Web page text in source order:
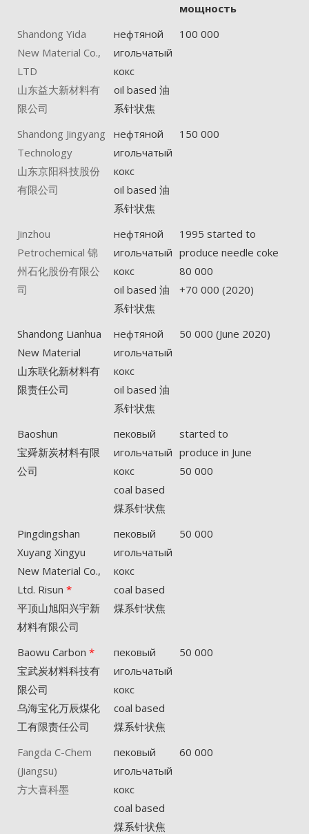
мощность
Shandong Yida
New Material Co.,
LTD
山东益大新材料有
限公司
нефтяной
игольчатый
кокс
oil based 油
系针状焦
100 000
Shandong Jingyang
Technology
山东京阳科技股份
有限公司
нефтяной
игольчатый
кокс
oil based 油
系针状焦
150 000
Jinzhou
Petrochemical 锦
州石化股份有限公
司
нефтяной
игольчатый
кокс
oil based 油
系针状焦
1995 started to
produce needle coke
80 000
+70 000 (2020)
Shandong Lianhua
New Material
山东联化新材料有
限责任公司
нефтяной
игольчатый
кокс
oil based 油
系针状焦
50 000 (June 2020)
Baoshun
宝舜新炭材料有限
公司
пековый
игольчатый
кокс
coal based
煤系针状焦
started to
produce in June
50 000
Pingdingshan
Xuyang Xingyu
New Material Co.,
Ltd. Risun *
平顶山旭阳兴宇新
材料有限公司
пековый
игольчатый
кокс
coal based
煤系针状焦
50 000
Baowu Carbon *
宝武炭材料科技有
限公司
乌海宝化万辰煤化
工有限责任公司
пековый
игольчатый
кокс
coal based
煤系针状焦
50 000
Fangda C-Chem
(Jiangsu)
方大喜科墨
пековый
игольчатый
кокс
coal based
煤系针状焦
60 000